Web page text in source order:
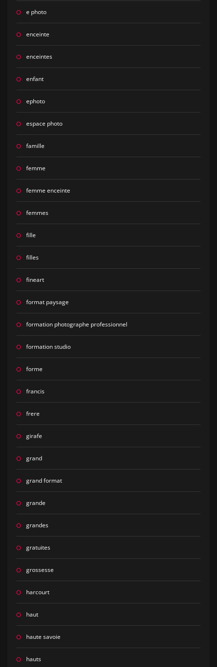
e photo
enceinte
enceintes
enfant
ephoto
espace photo
famille
femme
femme enceinte
femmes
fille
filles
fineart
format paysage
formation photographe professionnel
formation studio
forme
francis
frere
girafe
grand
grand format
grande
grandes
gratuites
grossesse
harcourt
haut
haute savoie
hauts